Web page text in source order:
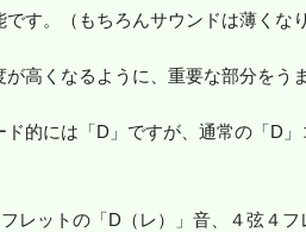
す。（もちろんサウンドは薄くな
高くなるように、重要な部分をう
的には「D」ですが、通常の「D
レットの「D（レ）」音、４弦４